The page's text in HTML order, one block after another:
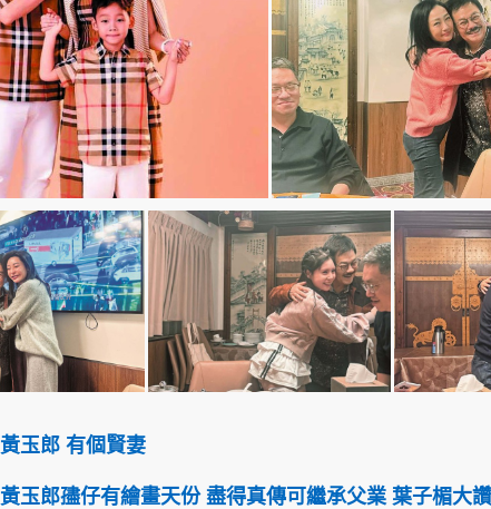
黃玉郎 有個賢妻
黃玉郎孻仔有繪畫天份 盡得真傳可繼承父業 葉子楣大